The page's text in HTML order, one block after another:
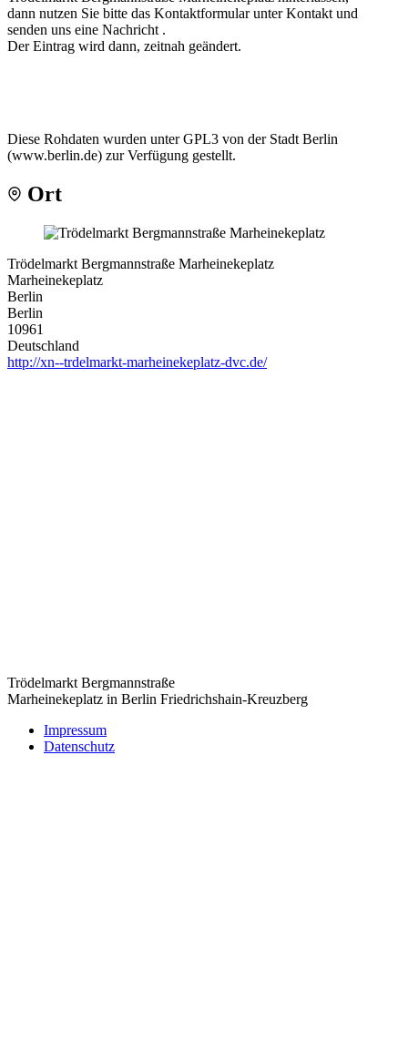
dann nutzen Sie bitte das Kontaktformular unter Kontakt und
senden uns eine Nachricht .
Der Eintrag wird dann, zeitnah geändert.
Diese Rohdaten wurden unter GPL3 von der Stadt Berlin
(www.berlin.de) zur Verfügung gestellt.
Ort
Trödelmarkt Bergmannstraße Marheinekeplatz
Marheinekeplatz
Berlin
Berlin
10961
Deutschland
http://xn--trdelmarkt-marheinekeplatz-dvc.de/
Trödelmarkt Bergmannstraße
Marheinekeplatz in Berlin Friedrichshain-Kreuzberg
Impressum
Datenschutz